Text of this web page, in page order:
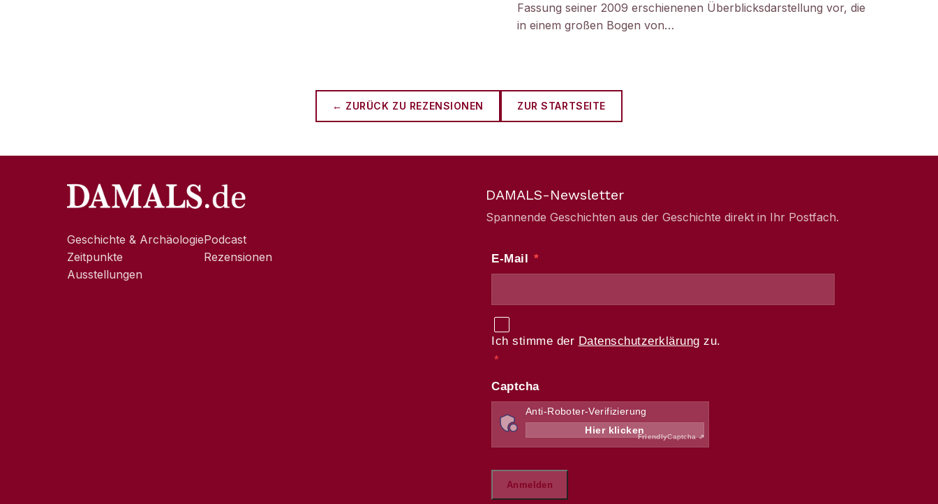
Fassung seiner 2009 erschienenen Überblicksdarstellung vor, die
in einem großen Bogen von…
← ZURÜCK ZU REZENSIONEN ZUR STARTSEITE
Geschichte & Archäologie
Zeitpunkte
Ausstellungen
Podcast
Rezensionen
DAMALS-Newsletter
Spannende Geschichten aus der Geschichte direkt in Ihr Postfach.